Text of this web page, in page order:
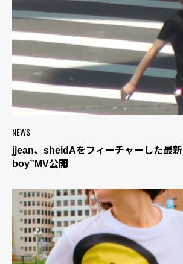
NEWS
jjean、sheidAをフィーチャーした最
boy”MV公開